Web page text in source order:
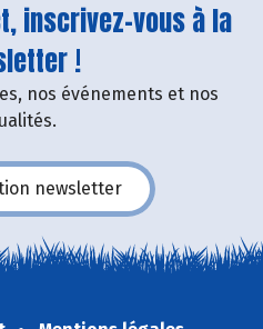
inscrivez-vous à la
!
nos événements et nos
newsletter